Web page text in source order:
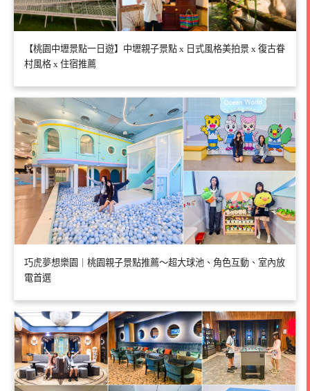
【桃園中壢景點一日遊】中壢親子景點 x 日式風格美拍景 x 復古眷
村風格 x 住宿推薦
巧虎夢想樂園｜桃園親子景點推薦～超大球池、角色互動、室內放
電首選